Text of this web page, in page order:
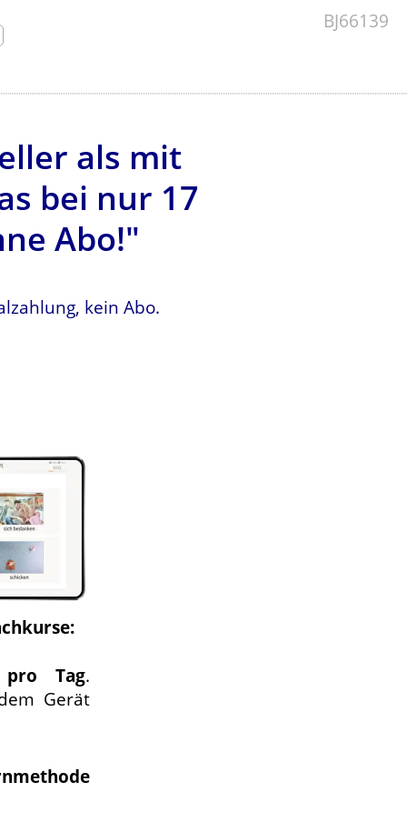
BJ66139
als mit
bei nur 17
Abo!"
kein Abo.
Tag.
Gerät